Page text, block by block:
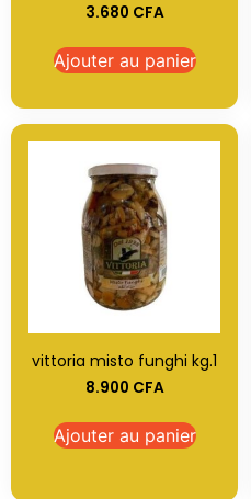
3.680 CFA
Ajouter au panier
vittoria misto funghi kg.1
8.900 CFA
Ajouter au panier